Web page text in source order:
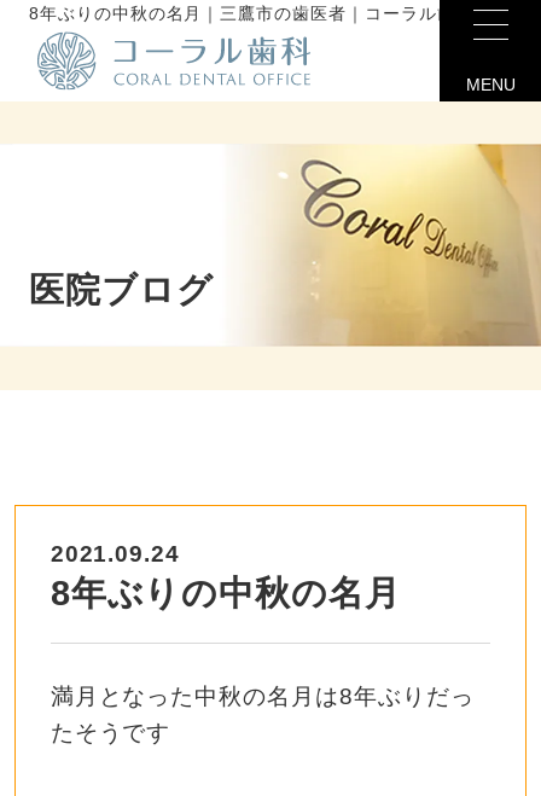
8年ぶりの中秋の名月｜三鷹市の歯医者｜コーラル歯科未分類
MENU
医院ブログ
2021.09.24
8年ぶりの中秋の名月
満月となった中秋の名月は8年ぶりだっ
たそうです